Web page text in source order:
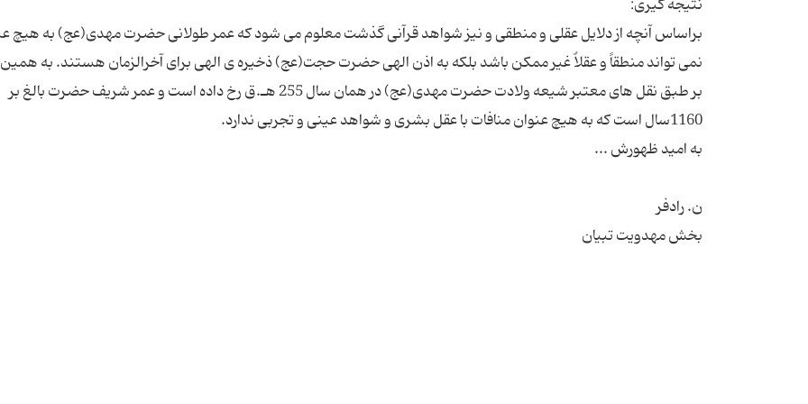
براساس آنچه از دلایل عقلی و منطقی و نیز شواهد قرآنی گذشت معلوم می شود که عمر طولانی حضرت مهدی(عج) به هیچ
نمی تواند منطقاً و عقلاٌ غیر ممکن باشد بلکه به اذن الهی حضرت حجت(عج) ذخیره ی الهی برای آخرالزمان هستند. به
بر طبق نقل های معتبر شیعه ولادت حضرت مهدی(عج) در همان سال 255 هـ.ق رخ داده است و عمر شریف حضرت بالغ بر